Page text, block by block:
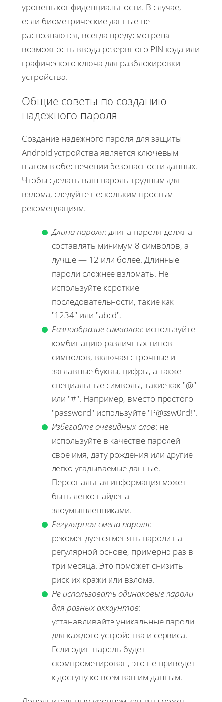
уровень конфиденциальности. В случае,
если биометрические данные не
распознаются, всегда предусмотрена
возможность ввода резервного PIN-кода или
графического ключа для разблокировки
устройства.
Общие советы по созданию
надежного пароля
Создание надежного пароля для защиты
Android устройства является ключевым
шагом в обеспечении безопасности данных.
Чтобы сделать ваш пароль трудным для
взлома, следуйте нескольким простым
рекомендациям.
Длина пароля: длина пароля должна
составлять минимум 8 символов, а
лучше — 12 или более. Длинные
пароли сложнее взломать. Не
используйте короткие
последовательности, такие как
"1234" или "abcd".
Разнообразие символов: используйте
комбинацию различных типов
символов, включая строчные и
заглавные буквы, цифры, а также
специальные символы, такие как "@"
или "#". Например, вместо простого
"password" используйте "P@ssw0rd!".
Избегайте очевидных слов: не
используйте в качестве паролей
свое имя, дату рождения или другие
легко угадываемые данные.
Персональная информация может
быть легко найдена
злоумышленниками.
Регулярная смена пароля:
рекомендуется менять пароли на
регулярной основе, примерно раз в
три месяца. Это поможет снизить
риск их кражи или взлома.
Не использовать одинаковые пароли
для разных аккаунтов:
устанавливайте уникальные пароли
для каждого устройства и сервиса.
Если один пароль будет
скомпрометирован, это не приведет
к доступу ко всем вашим данным.